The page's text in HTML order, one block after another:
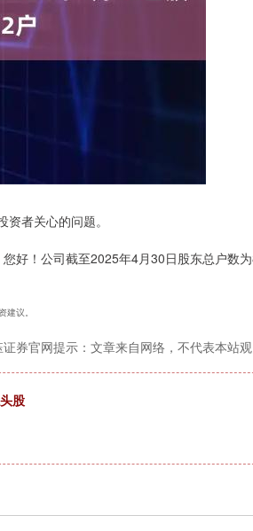
者关心的问题。
好！公司截至2025年4月30日股东总户数
议。
券官网提示：文章来自网络，不代表本站观
股
沪深300 4694.44